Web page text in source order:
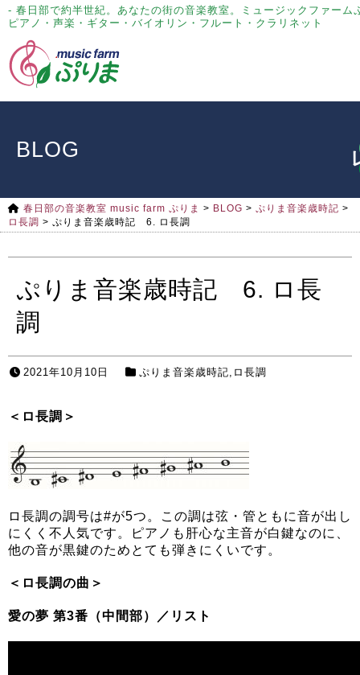
- 春日部で約半世紀。あなたの街の音楽教室。ミュージックファーム
ピアノ・声楽・ギター・バイオリン・フルート・クラリネット
BLOG
春日部の音楽教室 music farm ぷりま > BLOG > ぷりま音楽歳時記 >
ロ長調 > ぷりま音楽歳時記 6. ロ長調
ぷりま音楽歳時記 6. ロ長
調
2021年10月10日 ぷりま音楽歳時記, ロ長調
＜ロ長調＞
ロ長調の調号は#が5つ。この調は弦・管ともに音が出し
にくく不人気です。ピアノも肝心な主音が白鍵なのに、
他の音が黒鍵のためとても弾きにくいです。
＜ロ長調の曲＞
愛の夢 第3番（中間部）／リスト